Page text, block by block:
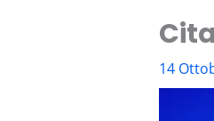
14